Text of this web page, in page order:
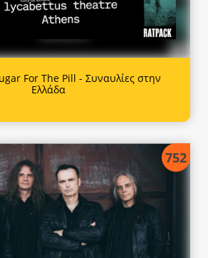
For The Pill - Συναυλίες στην
Ελλάδα
752